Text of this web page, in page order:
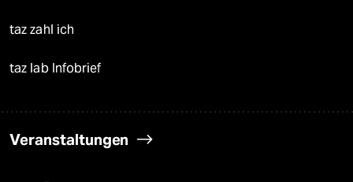
taz zahl ich
taz lab Infobrief
Veranstaltungen